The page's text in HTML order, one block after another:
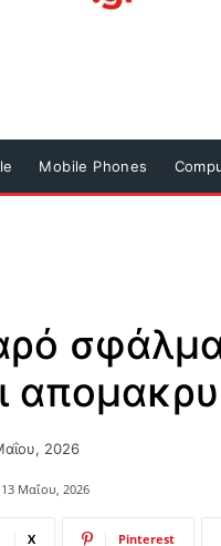
Mobile Phones
2026
13 Μαΐου, 2026
X Pinterest